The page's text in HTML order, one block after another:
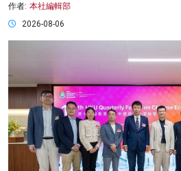
作者: 本社編輯部
2026-08-06